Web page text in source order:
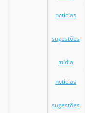
notícias
sugestões
mídia
notícias
sugestões